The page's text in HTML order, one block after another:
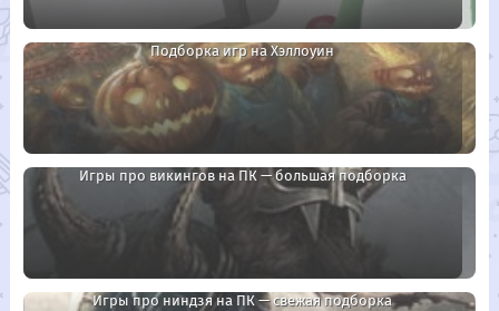
Подборка игр на Хэллоуин
Игры про викингов на ПК — большая подборка
Игры про ниндзя на ПК — свежая подборка